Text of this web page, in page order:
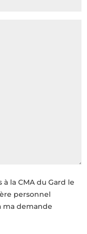
la CMA du Gard le
personnel
ma demande